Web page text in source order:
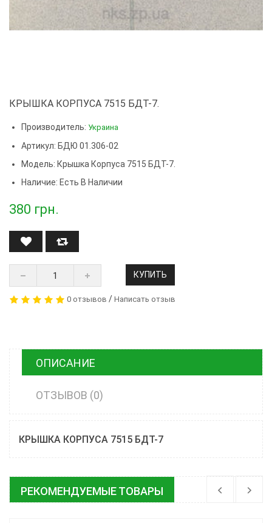
КРЫШКА КОРПУСА 7515 БДТ-7.
Производитель: Украина
Артикул: БДЮ 01.306-02
Модель: Крышка Корпуса 7515 БДТ-7.
Наличие: Есть В Наличии
380 грн.
КУПИТЬ
0 отзывов / Написать отзыв
ОПИСАНИЕ
ОТЗЫВОВ (0)
КРЫШКА КОРПУСА 7515 БДТ-7
РЕКОМЕНДУЕМЫЕ ТОВАРЫ